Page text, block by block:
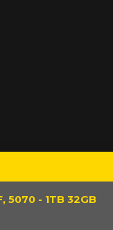
5070 - 1TB 32GB